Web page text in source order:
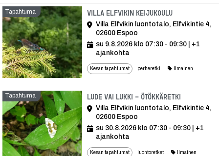
Tapahtuma Villa Elfvikin keijukouluTapahtuma
Villa Elfvikin luontotalo, Elfvikintie 4,
02600 Espoo
su 9.8.2026 klo 07:30 - 09:30 | +1
ajankohta
Kesän tapahtumat perheretki Ilmainen
Tapahtuma Lude vai lukki - ötökkäretki
Villa Elfvikin luontotalo, Elfvikintie 4,
02600 Espoo
su 30.8.2026 klo 07:30 - 09:30 | +1
ajankohta
Kesän tapahtumat luontoretket Ilmainen